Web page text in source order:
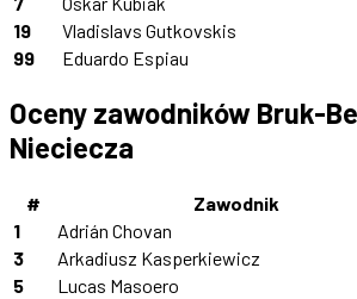
19
Vladislavs Gutkovskis
99
Eduardo Espiau
Oceny zawodników Bruk-
Nieciecza
# Zawodnik
1
Adrián Chovan
3
Arkadiusz Kasperkiewicz
5
Lucas Masoero